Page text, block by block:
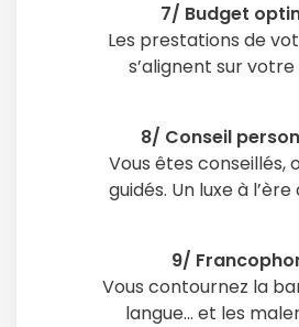
7/ Budget
Les prestations de
s’alignent sur
8/ Conseil
Vous êtes conseillés,
guidés. Un luxe à
9/
Vous contournez la
langue… et les